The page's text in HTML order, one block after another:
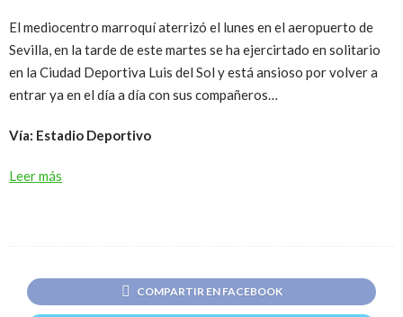
El mediocentro marroquí aterrizó el lunes en el aeropuerto de
Sevilla, en la tarde de este martes se ha ejercirtado en solitario
en la Ciudad Deportiva Luis del Sol y está ansioso por volver a
entrar ya en el día a día con sus compañeros…
Vía: Estadio Deportivo
Leer más
COMPARTIR EN FACEBOOK